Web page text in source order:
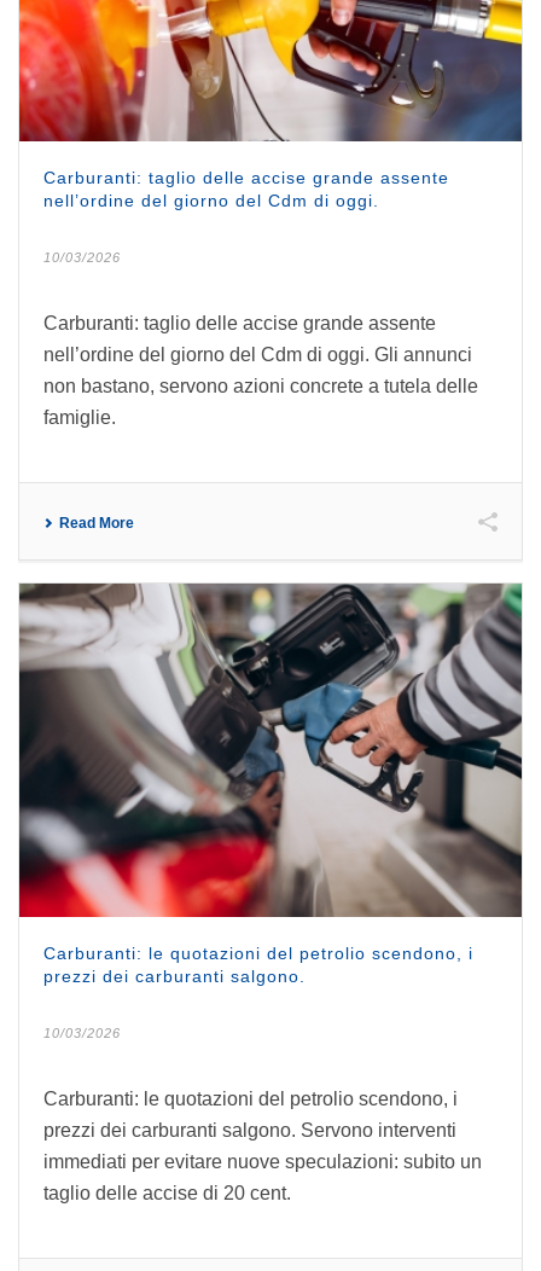
Carburanti: taglio delle accise grande assente
nell’ordine del giorno del Cdm di oggi.
10/03/2026
Carburanti: taglio delle accise grande assente
nell’ordine del giorno del Cdm di oggi. Gli annunci
non bastano, servono azioni concrete a tutela delle
famiglie.
Read More
Carburanti: le quotazioni del petrolio scendono, i
prezzi dei carburanti salgono.
10/03/2026
Carburanti: le quotazioni del petrolio scendono, i
prezzi dei carburanti salgono. Servono interventi
immediati per evitare nuove speculazioni: subito un
taglio delle accise di 20 cent.